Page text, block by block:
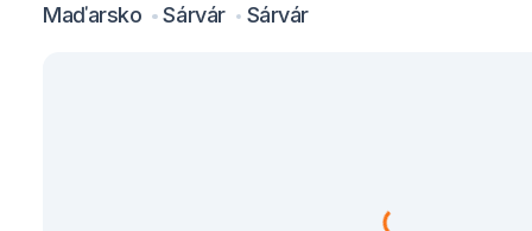
Maďarsko Sárvár Sárvár